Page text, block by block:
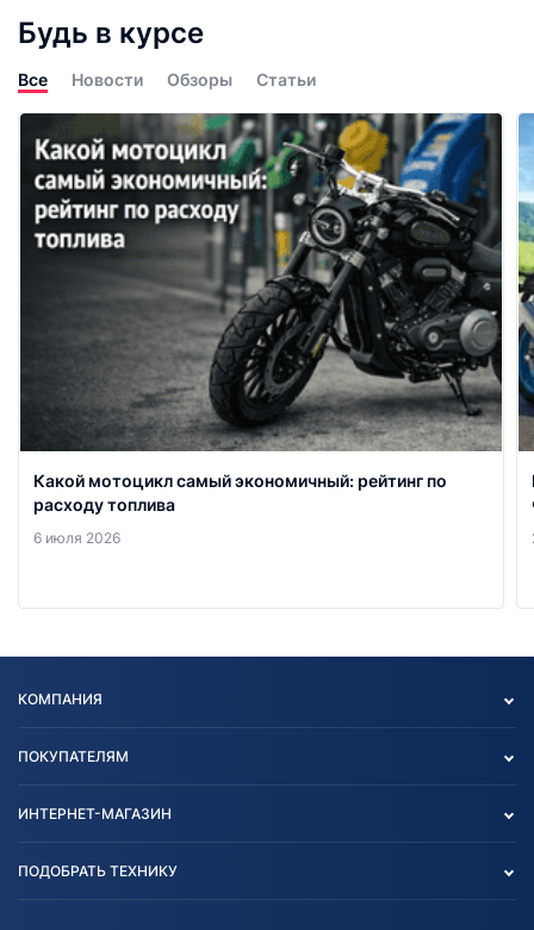
Будь в курсе
Все Новости Обзоры Статьи
Какой мотоцикл самый экономичный: рейтинг по
расходу топлива
6 июля 2026
КОМПАНИЯ
Блог
ПОКУПАТЕЛЯМ
Согласие на обработку
ИНТЕРНЕТ-МАГАЗИН
Агротехника
ПОДОБРАТЬ ТЕХНИКУ